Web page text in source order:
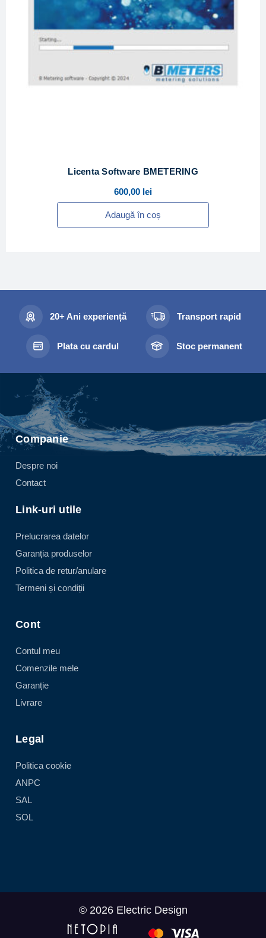
Licenta Software BMETERING
600,00 lei
Adaugă în coș
20+ Ani experiență Transport rapid
Plata cu cardul Stoc permanent
Companie
Despre noi
Contact
Link-uri utile
Prelucrarea datelor
Garanția produselor
Politica de retur/anulare
Termeni și condiții
Cont
Contul meu
Comenzile mele
Garanție
Livrare
Legal
Politica cookie
ANPC
SAL
SOL
© 2026 Electric Design